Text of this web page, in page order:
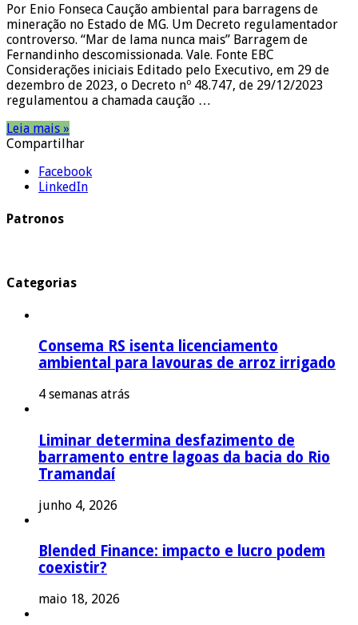
Por Enio Fonseca Caução ambiental para barragens de
mineração no Estado de MG. Um Decreto regulamentador
controverso. “Mar de lama nunca mais” Barragem de
Fernandinho descomissionada. Vale. Fonte EBC
Considerações iniciais Editado pelo Executivo, em 29 de
dezembro de 2023, o Decreto nº 48.747, de 29/12/2023
regulamentou a chamada caução …
Leia mais »
Compartilhar
Facebook
LinkedIn
Patronos
Categorias
Consema RS isenta licenciamento
ambiental para lavouras de arroz irrigado
4 semanas atrás
Liminar determina desfazimento de
barramento entre lagoas da bacia do Rio
Tramandaí
junho 4, 2026
Blended Finance: impacto e lucro podem
coexistir?
maio 18, 2026